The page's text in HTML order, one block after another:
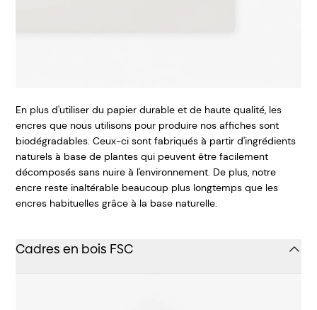
En plus d'utiliser du papier durable et de haute qualité, les
encres que nous utilisons pour produire nos affiches sont
biodégradables. Ceux-ci sont fabriqués à partir d'ingrédients
naturels à base de plantes qui peuvent être facilement
décomposés sans nuire à l'environnement. De plus, notre
encre reste inaltérable beaucoup plus longtemps que les
encres habituelles grâce à la base naturelle.
Cadres en bois FSC